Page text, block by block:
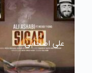
علی اصحابی